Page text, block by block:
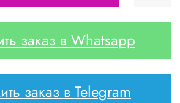
заказ в Whatsapp
заказ в Telegram